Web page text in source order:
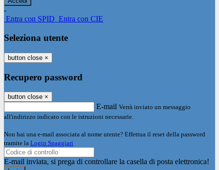
-
Entra con SPID Entra con CIE
Seleziona utente
button close ×
Recupero password
button close ×
E-mail Verrà inviato un messaggio
all'indirizzo indicato con le istruzioni necessarie.
Non hai una e-mail associata al nome utente? Effettua il reset della password
tramite la Login Spaggiari
E-mail inviata, si prega di controllare la casella di posta elettronica!